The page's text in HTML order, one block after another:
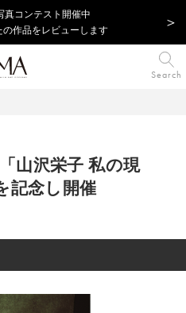
真コンテスト開催中
作品をレビューします
Search
山沢栄子 私の現
記念し開催